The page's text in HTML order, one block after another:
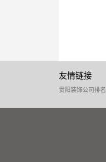
友情链接
贵阳装饰公司排名